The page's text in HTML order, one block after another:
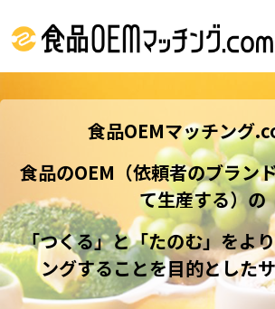
食品OEMマッチング
食品のOEM（依頼者のブラン
て生産する）の
「つくる」と「たのむ」をよ
ングすることを目的とした